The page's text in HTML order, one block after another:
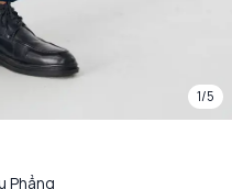
1/5
Phẳng